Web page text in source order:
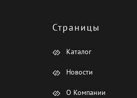
Страницы
Каталог
Новости
О Компании